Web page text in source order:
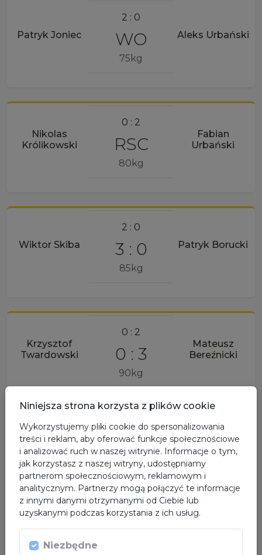
Patryk Joniec
2 : 0
WO
75kg
Aleks Urbański
Nikolas
Królikowski
0 : 2
RSC
80kg
Fabian
Urbański
Wiktor Skiba
2 : 0
3 : 0
85kg
Patryk Borucki
Krzysztof
Twardowski
0 : 2
0 : 3
90kg
Mateusz
Bereźnicki
Jakub Ciesielka
0 : 2
1 : 2
+90kg
Paweł Wardyn
OGLĄDAJ NA ŻYWO
Niniejsza strona korzysta z plików cookie
Wykorzystujemy pliki cookie do spersonalizowania
treści i reklam, aby oferować funkcje społecznościowe
i analizować ruch w naszej witrynie. Informacje o tym,
jak korzystasz z naszej witryny, udostępniamy
partnerom społecznościowym, reklamowym i
analitycznym. Partnerzy mogą połączyć te informacje
z innymi danymi otrzymanymi od Ciebie lub
uzyskanymi podczas korzystania z ich usług.
Niezbędne